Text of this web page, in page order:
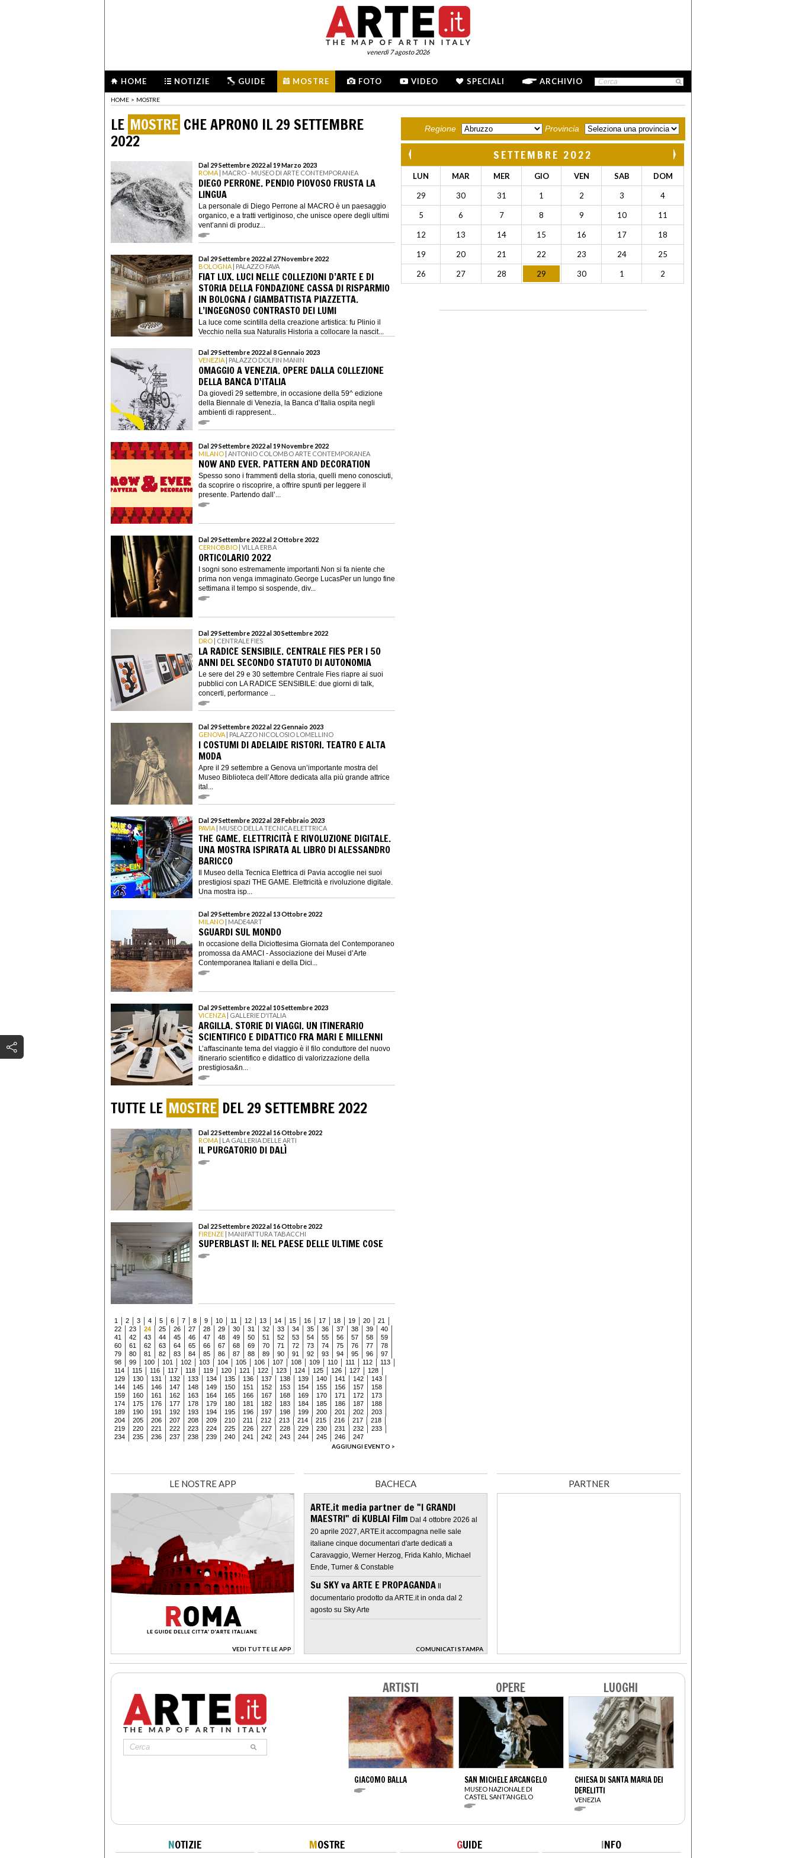
venerdì 7 agosto 2026
HOME NOTIZIE GUIDE MOSTRE FOTO VIDEO SPECIALI ARCHIVIO
HOME > MOSTRE
LE MOSTRE CHE APRONO IL 29 SETTEMBRE
2022
Dal 29 Settembre 2022 al 19 Marzo 2023
ROMA | MACRO - MUSEO DI ARTE CONTEMPORANEA
DIEGO PERRONE. PENDIO PIOVOSO FRUSTA LA
LINGUA
La personale di Diego Perrone al MACRO è un paesaggio
organico, e a tratti vertiginoso, che unisce opere degli ultimi
vent’anni di produz...
Dal 29 Settembre 2022 al 27 Novembre 2022
BOLOGNA | PALAZZO FAVA
FIAT LUX. LUCI NELLE COLLEZIONI D’ARTE E DI
STORIA DELLA FONDAZIONE CASSA DI RISPARMIO
IN BOLOGNA / GIAMBATTISTA PIAZZETTA.
L’INGEGNOSO CONTRASTO DEI LUMI
La luce come scintilla della creazione artistica: fu Plinio il
Vecchio nella sua Naturalis Historia a collocare la nascit...
Dal 29 Settembre 2022 al 8 Gennaio 2023
VENEZIA | PALAZZO DOLFIN MANIN
OMAGGIO A VENEZIA. OPERE DALLA COLLEZIONE
DELLA BANCA D'ITALIA
Da giovedì 29 settembre, in occasione della 59^ edizione
della Biennale di Venezia, la Banca d’Italia ospita negli
ambienti di rappresent...
Dal 29 Settembre 2022 al 19 Novembre 2022
MILANO | ANTONIO COLOMBO ARTE CONTEMPORANEA
NOW AND EVER. PATTERN AND DECORATION
Spesso sono i frammenti della storia, quelli meno conosciuti,
da scoprire o riscoprire, a offrire spunti per leggere il
presente. Partendo dall’...
Dal 29 Settembre 2022 al 2 Ottobre 2022
CERNOBBIO | VILLA ERBA
ORTICOLARIO 2022
I sogni sono estremamente importanti.Non si fa niente che
prima non venga immaginato.George LucasPer un lungo fine
settimana il tempo si sospende, div...
Dal 29 Settembre 2022 al 30 Settembre 2022
DRO | CENTRALE FIES
LA RADICE SENSIBILE. CENTRALE FIES PER I 50
ANNI DEL SECONDO STATUTO DI AUTONOMIA
Le sere del 29 e 30 settembre Centrale Fies riapre ai suoi
pubblici con LA RADICE SENSIBILE: due giorni di talk,
concerti, performance ...
Dal 29 Settembre 2022 al 22 Gennaio 2023
GENOVA | PALAZZO NICOLOSIO LOMELLINO
I COSTUMI DI ADELAIDE RISTORI. TEATRO E ALTA
MODA
Apre il 29 settembre a Genova un’importante mostra del
Museo Biblioteca dell’Attore dedicata alla più grande attrice
ital...
Dal 29 Settembre 2022 al 28 Febbraio 2023
PAVIA | MUSEO DELLA TECNICA ELETTRICA
THE GAME. ELETTRICITÀ E RIVOLUZIONE DIGITALE.
UNA MOSTRA ISPIRATA AL LIBRO DI ALESSANDRO
BARICCO
Il Museo della Tecnica Elettrica di Pavia accoglie nei suoi
prestigiosi spazi THE GAME. Elettricità e rivoluzione digitale.
Una mostra isp...
Dal 29 Settembre 2022 al 13 Ottobre 2022
MILANO | MADE4ART
SGUARDI SUL MONDO
In occasione della Diciottesima Giornata del Contemporaneo
promossa da AMACI - Associazione dei Musei d’Arte
Contemporanea Italiani e della Dici...
Dal 29 Settembre 2022 al 10 Settembre 2023
VICENZA | GALLERIE D'ITALIA
ARGILLA. STORIE DI VIAGGI. UN ITINERARIO
SCIENTIFICO E DIDATTICO FRA MARI E MILLENNI
L’affascinante tema del viaggio è il filo conduttore del nuovo
itinerario scientifico e didattico di valorizzazione della
prestigiosa&n...
TUTTE LE MOSTRE DEL 29 SETTEMBRE 2022
Dal 22 Settembre 2022 al 16 Ottobre 2022
ROMA | LA GALLERIA DELLE ARTI
IL PURGATORIO DI DALÌ
Dal 22 Settembre 2022 al 16 Ottobre 2022
FIRENZE | MANIFATTURA TABACCHI
SUPERBLAST II: NEL PAESE DELLE ULTIME COSE
1 2 3 4 5 6 7 8 9 10 11 12 13 14 15 16 17 18 19 20
21
22
23 24 25 26 27 28 29 30 31 32 33 34 35 36 37 38 39
40
41
42 43 44 45 46 47 48 49 50 51 52 53 54 55 56 57 58
59
60
61 62 63 64 65 66 67 68 69 70 71 72 73 74 75 76 77
78
79
80 81 82 83 84 85 86 87 88 89 90 91 92 93 94 95 96
97
98
99 100 101 102 103 104 105 106 107 108 109 110 111 112
113
114
115 116 117 118 119 120 121 122 123 124 125 126 127
128
129
130 131 132 133 134 135 136 137 138 139 140 141 142
143
144
145 146 147 148 149 150 151 152 153 154 155 156 157
158
159
160 161 162 163 164 165 166 167 168 169 170 171 172
173
174
175 176 177 178 179 180 181 182 183 184 185 186 187
188
189
190 191 192 193 194 195 196 197 198 199 200 201 202
203
204
205 206 207 208 209 210 211 212 213 214 215 216 217
218
219
220 221 222 223 224 225 226 227 228 229 230 231 232
233
234
235 236 237 238 239 240 241 242 243 244 245 246
247
AGGIUNGI EVENTO >
Regione Provincia
SETTEMBRE 2022
LUN MAR MER GIO VEN SAB DOM
29 30 31 1 2 3 4
5 6 7 8 9 10 11
12 13 14 15 16 17 18
19 20 21 22 23 24 25
26 27 28 29 30 1 2
LE NOSTRE APP
VEDI TUTTE LE APP
>
BACHECA
ARTE.it media partner de "I GRANDI
MAESTRI" di KUBLAI Film Dal 4 ottobre 2026 al
20 aprile 2027, ARTE.it accompagna nelle sale
italiane cinque documentari d'arte dedicati a
Caravaggio, Werner Herzog, Frida Kahlo, Michael
Ende, Turner & Constable
Su SKY va ARTE E PROPAGANDA Il
documentario prodotto da ARTE.it in onda dal 2
agosto su Sky Arte
COMUNICATI STAMPA
>
PARTNER
ARTISTI
GIACOMO BALLA
OPERE
SAN MICHELE ARCANGELO
MUSEO NAZIONALE DI
CASTEL SANT’ANGELO
LUOGHI
CHIESA DI SANTA MARIA DEI
DERELITTI
VENEZIA
NOTIZIE MOSTRE GUIDE INFO